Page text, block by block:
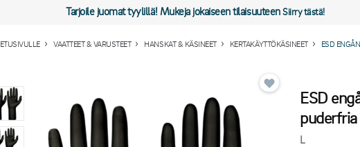
Tarjoile juomat tyylillä! Mukeja jokaiseen tilaisuuteenSiirry tästä!
ETUSIVULLE VAATTEET & VARUSTEET HANSKAT & KÄSINEET KERTAKÄYTTÖKÄSINEET ESD
ESD
L